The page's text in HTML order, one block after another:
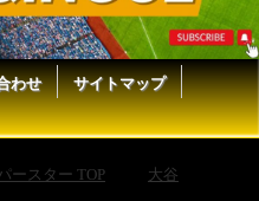
わせ
サイトマップ
ースター TOP
大谷